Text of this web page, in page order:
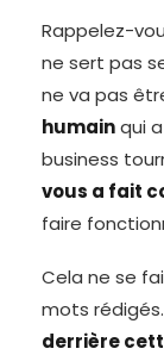
Rappelez-
ne sert pas
ne va pas
humainqui a
business
vous a fait
faire
Cela ne se
mots
derrière